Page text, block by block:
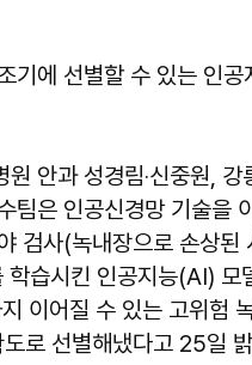
기에 선별할 수 있는 인공
원 안과 성경림‧신중원,
팀은 인공신경망 기술을
검사(녹내장으로 손상된
학습시킨 인공지능(AI) 모
이어질 수 있는 고위험
로 선별해냈다고 25일